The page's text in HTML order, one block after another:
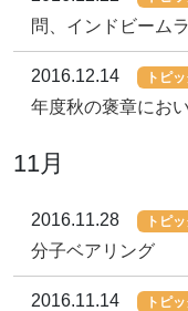
問、インドビーム
2016.12.14 トピ
年度秋の褒章にお
11月
2016.11.28 トピ
分子ベアリング
2016.11.14 トピ